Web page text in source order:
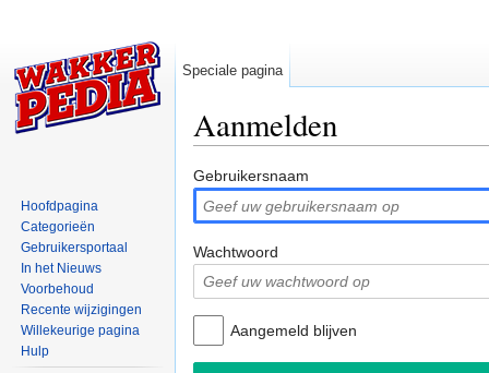
Aanmelden
Gebruikersnaam
Wachtwoord
Aangemeld blijven
Speciale pagina
Hoofdpagina
Categorieën
Gebruikersportaal
In het Nieuws
Voorbehoud
Recente wijzigingen
Willekeurige pagina
Hulp